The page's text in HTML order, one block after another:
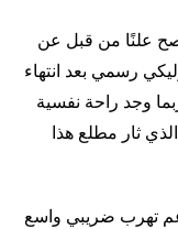
علنًا من قبل عن
رسمي بعد انتهاء
وجد راحة نفسية
ثار مطلع هذا
تهرب ضريبي واسع